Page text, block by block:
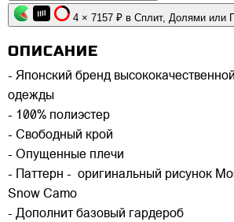
4 × 7157 ₽ в Сплит,
ОПИСАНИЕ
- Японский бренд
одежды
- 100% полиэстер
- Свободный крой
- Опущенные плечи
- Паттерн - оригинальный рисунок
Snow Camo
- Дополнит базовый гардероб